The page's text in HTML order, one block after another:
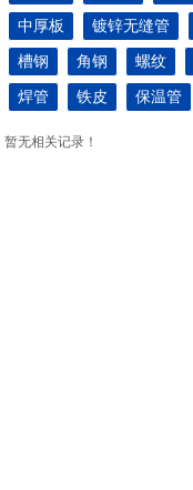
中厚板
镀锌无缝管
槽钢
角钢 螺纹
焊管
铁皮 保温管
暂无相关记录！